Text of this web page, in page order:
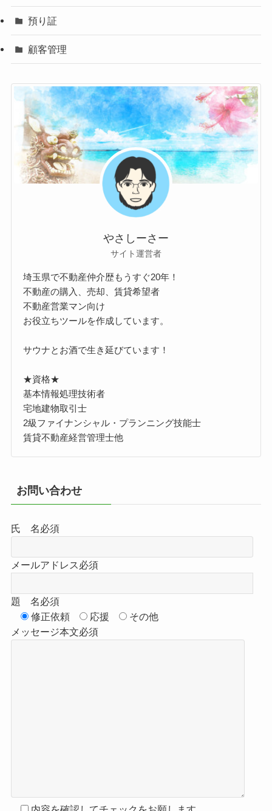
預り証
顧客管理
やさしーさー
サイト運営者
埼玉県で不動産仲介歴もうすぐ20年！
不動産の購入、売却、賃貸希望者
不動産営業マン向け
お役立ちツールを作成しています。
サウナとお酒で生き延びています！
★資格★
基本情報処理技術者
宅地建物取引士
2級ファイナンシャル・プランニング技能士
賃貸不動産経営管理士他
お問い合わせ
氏 名必須
メールアドレス必須
題 名必須
修正依頼
応援
その他
メッセージ本文必須